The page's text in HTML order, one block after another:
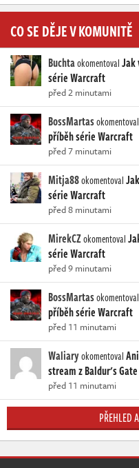
CO SE DĚJE V KOMUNITĚ
BuchtaokomentovalJak
série Warcraft
před 2 minutami
BossMartasokomentoval
příběh série Warcraft
před 7 minutami
Mitja88okomentoval
série Warcraft
před 8 minutami
MirekCZokomentoval
série Warcraft
před 9 minutami
BossMartasokomentoval
příběh série Warcraft
před 11 minutami
Waliaryokomentoval
stream z Baldur's
před 11 minutami
PŘEHLED